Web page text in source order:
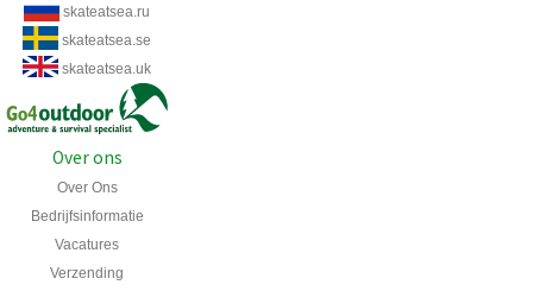
skateatsea.ru
skateatsea.se
skateatsea.uk
Over ons
Over Ons
Bedrijfsinformatie
Vacatures
Verzending